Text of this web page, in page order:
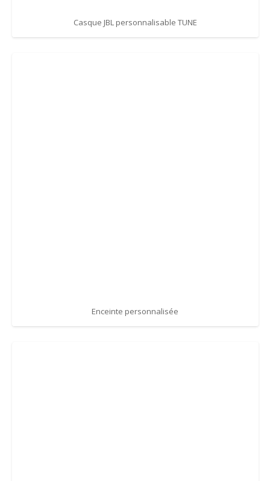
Casque JBL personnalisable TUNE
Enceinte personnalisée